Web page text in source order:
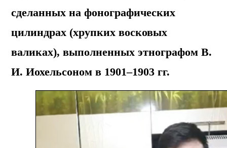
сделанных на фонографических
цилиндрах (хрупких восковых
валиках), выполненных этнографом В.
И. Иохельсоном в 1901–1903 гг.